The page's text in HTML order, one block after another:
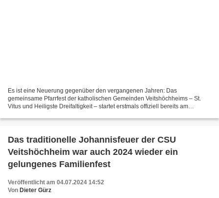
Es ist eine Neuerung gegenüber den vergangenen Jahren: Das
gemeinsame Pfarrfest der katholischen Gemeinden Veitshöchheims – St.
Vitus und Heiligste Dreifaltigkeit – startet erstmals offiziell bereits am
Das traditionelle Johannisfeuer der CSU
Veitshöchheim war auch 2024 wieder ein
gelungenes Familienfest
Veröffentlicht am 04.07.2024 14:52
Von Dieter Gürz